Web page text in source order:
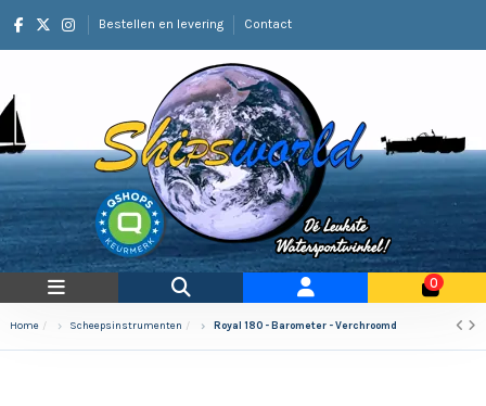
Bestellen en levering Contact
0
Home Scheepsinstrumenten Royal 180 - Barometer - Verchroomd